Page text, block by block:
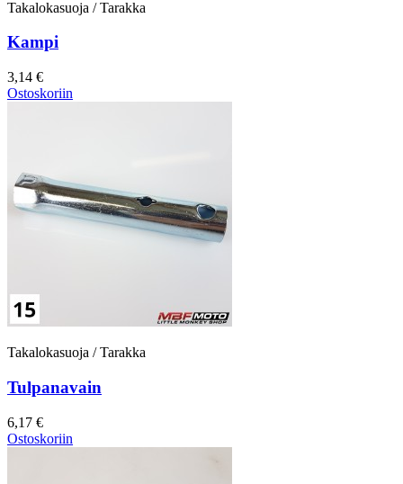
Takalokasuoja / Tarakka
Kampi
3,14 €
Ostoskoriin
Takalokasuoja / Tarakka
Tulpanavain
6,17 €
Ostoskoriin